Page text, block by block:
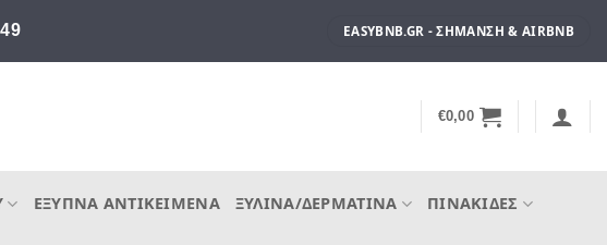
EASYBNB.GR - ΣΉΜΑΝΣΗ & AIRBNB
€0,00
ΈΞΥΠΝΑ ΑΝΤΙΚΕΊΜΕΝΑ ΞΎΛΙΝΑ/ΔΕΡΜΆΤΙΝΑ ΠΙΝΑΚΊΔΕΣ